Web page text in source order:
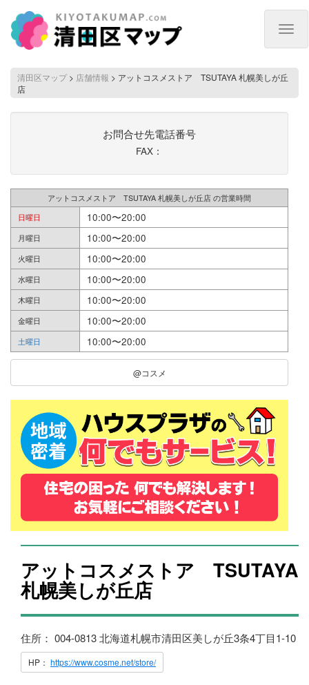
清田区マップ > 店舗情報 > アットコスメストア TSUTAYA 札幌美しが丘
店
お問合せ先電話番号
FAX：
アットコスメストア TSUTAYA 札幌美しが丘店 の営業時間
日曜日 10:00〜20:00
月曜日 10:00〜20:00
火曜日 10:00〜20:00
水曜日 10:00〜20:00
木曜日 10:00〜20:00
金曜日 10:00〜20:00
土曜日 10:00〜20:00
@コスメ
アットコスメストア TSUTAYA
札幌美しが丘店
住所： 004-0813 北海道札幌市清田区美しが丘3条4丁目1-10
HP： https://www.cosme.net/store/